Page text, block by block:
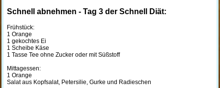
Schnell abnehmen - Tag 3 der Schnell Diät:
Frühstück:
1 Orange
1 gekochtes Ei
1 Scheibe Käse
1 Tasse Tee ohne Zucker oder mit Süßstoff
Mittagessen:
1 Orange
Salat aus Kopfsalat, Petersilie, Gurke und Radieschen